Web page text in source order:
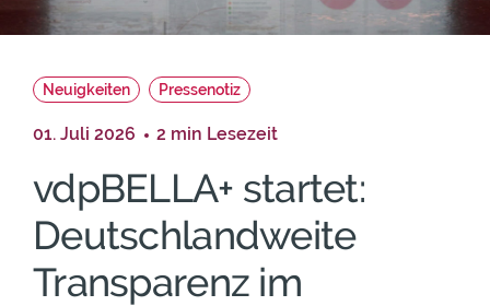
Neuigkeiten Pressenotiz
01. Juli 2026 2 min Lesezeit
vdpBELLA+ startet:
Deutschlandweite
Transparenz im